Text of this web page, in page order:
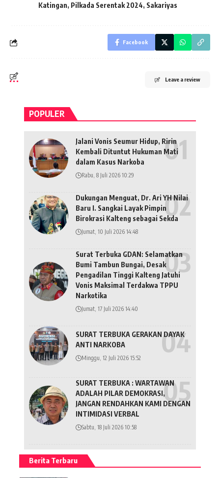
Katingan, Pilkada Serentak 2024, Sakariyas
Facebook
Leave a review
POPULER
Jalani Vonis Seumur Hidup, Ririn
Kembali Dituntut Hukuman Mati
dalam Kasus Narkoba
Rabu, 8 Juli 2026 10:29
Dukungan Menguat, Dr. Ari YH Nilai
Baru I. Sangkai Layak Pimpin
Birokrasi Kalteng sebagai Sekda
Jumat, 10 Juli 2026 14:48
Surat Terbuka GDAN: Selamatkan
Bumi Tambun Bungai, Desak
Pengadilan Tinggi Kalteng Jatuhi
Vonis Maksimal Terdakwa TPPU
Narkotika
Jumat, 17 Juli 2026 14:40
SURAT TERBUKA GERAKAN DAYAK
ANTI NARKOBA
Minggu, 12 Juli 2026 15:52
SURAT TERBUKA : WARTAWAN
ADALAH PILAR DEMOKRASI,
JANGAN RENDAHKAN KAMI DENGAN
INTIMIDASI VERBAL
Sabtu, 18 Juli 2026 10:58
Berita Terbaru